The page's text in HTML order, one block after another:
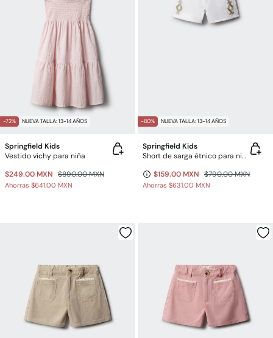
-72% NUEVA TALLA: 13-14 AÑOS
Springfield Kids
Vestido vichy para niña
$249.00 MXN $890.00 MXN
Ahorras $641.00 MXN
-80% NUEVA TALLA: 13-14 AÑOS
Springfield Kids
Short de sarga étnico para niña
$159.00 MXN $790.00 MXN
Ahorras $631.00 MXN